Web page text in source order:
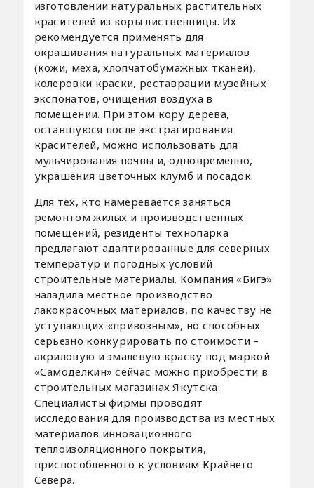
изготовлении натуральных растительных
красителей из коры лиственницы. Их
рекомендуется применять для
окрашивания натуральных материалов
(кожи, меха, хлопчатобумажных тканей),
колеровки краски, реставрации музейных
экспонатов, очищения воздуха в
помещении. При этом кору дерева,
оставшуюся после экстрагирования
красителей, можно использовать для
мульчирования почвы и, одновременно,
украшения цветочных клумб и посадок.
Для тех, кто намеревается заняться
ремонтом жилых и производственных
помещений, резиденты технопарка
предлагают адаптированные для северных
температур и погодных условий
строительные материалы. Компания «Бигэ»
наладила местное производство
лакокрасочных материалов, по качеству не
уступающих «привозным», но способных
серьезно конкурировать по стоимости –
акриловую и эмалевую краску под маркой
«Самоделкин» сейчас можно приобрести в
строительных магазинах Якутска.
Специалисты фирмы проводят
исследования для производства из местных
материалов инновационного
теплоизоляционного покрытия,
приспособленного к условиям Крайнего
Севера.